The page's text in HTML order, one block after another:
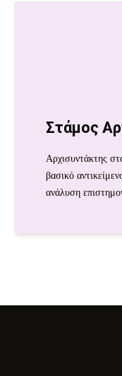
Στάμος
Αρχισυντάκτης
βασικό
ανάλυση